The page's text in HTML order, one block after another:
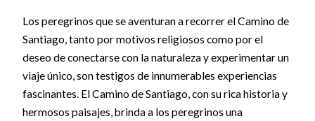
Los peregrinos que se aventuran a recorrer el Camino de
Santiago, tanto por motivos religiosos como por el
deseo de conectarse con la naturaleza y experimentar un
viaje único, son testigos de innumerables experiencias
fascinantes. El Camino de Santiago, con su rica historia y
hermosos paisajes, brinda a los peregrinos una